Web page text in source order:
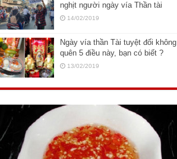
nghịt người ngày vía Thần tài
14/02/2019
Ngày vía thần Tài tuyệt đối không
quên 5 điều này, bạn có biết ?
13/02/2019